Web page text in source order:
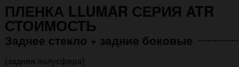
ПЛЕНКА LLUMAR СЕРИЯ ATR
СТОИМОСТЬ
Заднее стекло + задние боковые
(задняя полусфера)